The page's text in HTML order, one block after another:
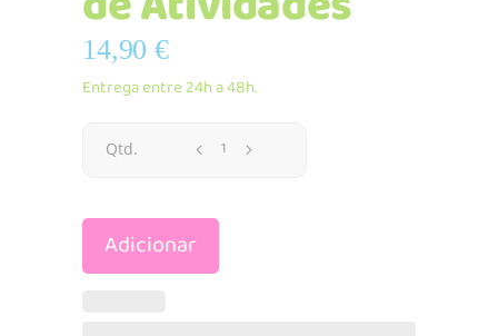
14,90€
Entrega entre 24h a 48h.
FEHN
Coelho
Qtd.
Adicionar